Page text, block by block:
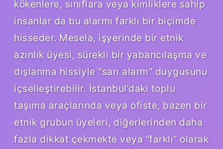
kökenlere, sınıflara veya kimliklere sahip
insanlar da bu alarmı farklı bir biçimde
hisseder. Mesela, işyerinde bir etnik
azınlık üyesi, sürekli bir yabancılaşma ve
dışlanma hissiyle “sarı alarm” duygusunu
içselleştirebilir. İstanbul’daki toplu
taşıma araçlarında veya ofiste, bazen bir
etnik grubun üyeleri, diğerlerinden daha
fazla dikkat çekmekte veya “farklı” olarak